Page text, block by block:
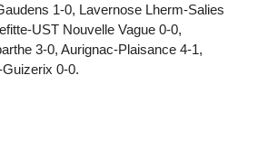
1-0, Lavernose Lherm-Salies
UST Nouvelle Vague 0-0,
3-0, Aurignac-Plaisance 4-1,
0-0.